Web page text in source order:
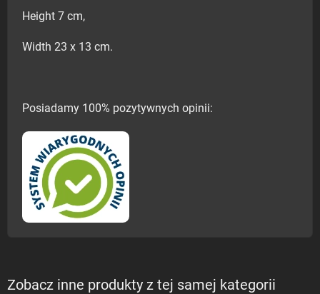
Height 7 cm,
Width 23 x 13 cm.
Posiadamy 100% pozytywnych opinii:
Zobacz inne produkty z tej samej kategorii